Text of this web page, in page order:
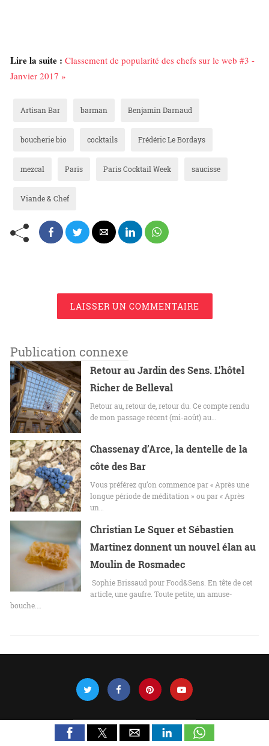
Lire la suite : Classement de popularité des chefs sur le web #3 -
Janvier 2017 »
Artisan Bar barman Benjamin Darnaud
boucherie bio cocktails Frédéric Le Bordays
mezcal Paris Paris Cocktail Week saucisse
Viande & Chef
LAISSER UN COMMENTAIRE
Publication connexe
Retour au Jardin des Sens. L’hôtel
Richer de Belleval
Retour au, retour de, retour du. Ce compte rendu
de mon passage récent (mi-août) au…
Chassenay d’Arce, la dentelle de la
côte des Bar
Vous préférez qu’on commence par « Après une
longue période de méditation » ou par « Après
un…
Christian Le Squer et Sébastien
Martinez donnent un nouvel élan au
Moulin de Rosmadec
Sophie Brissaud pour Food&Sens. En tête de cet
article, une gaufre. Toute petite, un amuse-
bouche.…
All Rights Reserved |Voir la version non-AMP